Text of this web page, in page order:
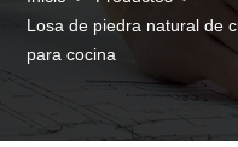
Losa de piedra natural de
para cocina